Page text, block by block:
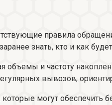
правила
знать, кто и как
объемы и частоту
вывозов,
могут обеспечить